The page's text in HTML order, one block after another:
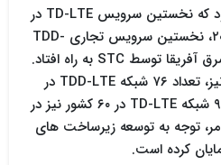
وی افزود: سال ۲۰۱۳ سالی بود که نخستین سرویس TD-LTE در
آمریکا راه اندازی شد و در ۲۰۱۴، نخستین سرویس تجاری TDD-
LTE در منطقه غرب آسیا و شرق آفریقا توسط STC به راه افتاد.
بین سال های ۲۰۱۳ تا ۲۰۱۵ نیز، تعداد ۷۶ شبکه TDD-LTE در
۴۳ کشور راه اندازی شده و ۹۳ شبکه TD-LTE در ۶۰ کشور نیز در
توجه به توسعه زیرساخت های
کرده است.